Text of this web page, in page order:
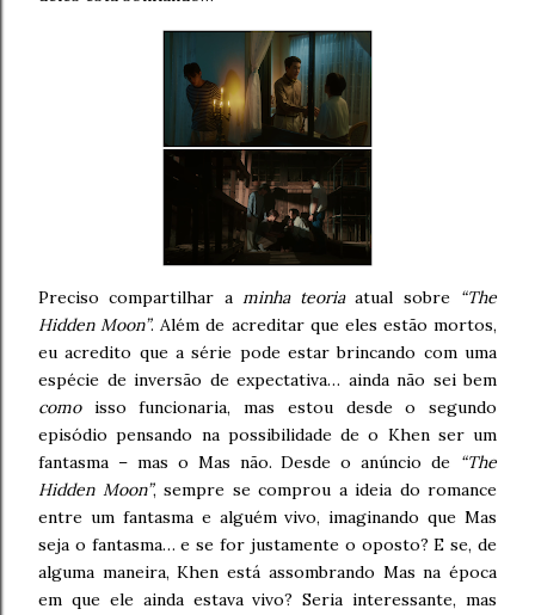
Preciso compartilhar a minha teoriaatual sobre “The
Hidden Moon”. Além de acreditar que eles estão mortos,
eu acredito que a série pode estar brincando com uma
espécie de inversão de expectativa… ainda não sei bem
comoisso funcionaria, mas estou desde o segundo
episódio pensando na possibilidade de o Khen ser um
fantasma – mas o Mas não. Desde o anúncio de “The
Hidden Moon”, sempre se comprou a ideia do romance
entre um fantasma e alguém vivo, imaginando que Mas
seja o fantasma… e se for justamente o oposto? E se, de
alguma maneira, Khen está assombrando Mas na época
em que ele ainda estava vivo? Seria interessante, mas